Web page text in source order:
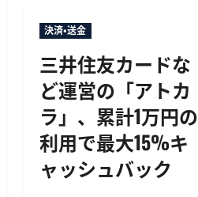
決済・送金
三井住友カードな
ど運営の「アトカ
ラ」、累計1万円の
利用で最大15%キ
ャッシュバック